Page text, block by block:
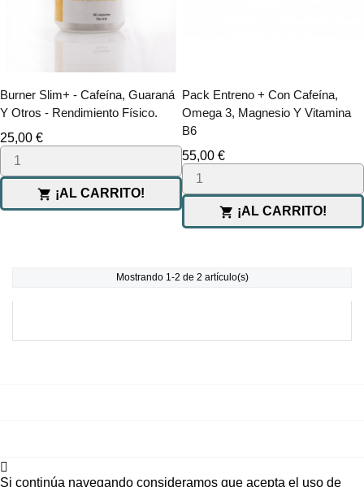
Burner Slim+ - Cafeína, Guaraná
Y Otros - Rendimiento Físico.
Precio
25,00 €
 ¡AL CARRITO!
Pack Entreno + Con Cafeína,
Omega 3, Magnesio Y Vitamina
B6
Precio
55,00 €
 ¡AL CARRITO!
Mostrando 1-2 de 2 artículo(s)

Si continúa navegando consideramos que acepta el uso de